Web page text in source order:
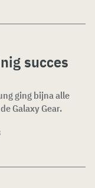
succes
ging bijna alle
Galaxy Gear.